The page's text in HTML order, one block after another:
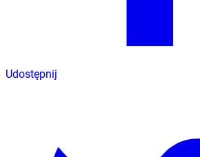
Udostępnij